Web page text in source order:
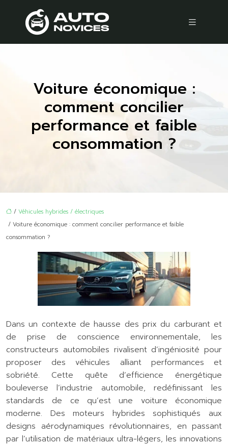
Voiture économique :
comment concilier
performance et faible
consommation ?
/ Véhicules hybrides / électriques
/ Voiture économique : comment concilier performance et faible
consommation ?
Dans un contexte de hausse des prix du carburant et
de prise de conscience environnementale, les
constructeurs automobiles rivalisent d’ingéniosité pour
proposer des véhicules alliant performances et
sobriété. Cette quête d’efficience énergétique
bouleverse l’industrie automobile, redéfinissant les
standards de ce qu’est une voiture économique
moderne. Des moteurs hybrides sophistiqués aux
designs aérodynamiques révolutionnaires, en passant
par l’utilisation de matériaux ultra-légers, les innovations